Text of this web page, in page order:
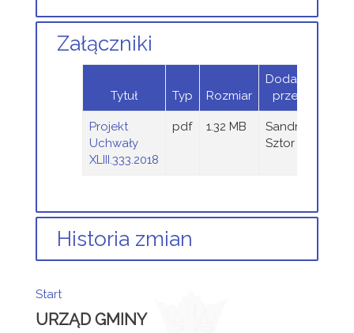
Załączniki
Tytuł Typ Rozmiar
Dodany
przez
Projekt
Uchwały
XLIII.333.2018
pdf 1.32 MB
Sandra
Sztor
Historia zmian
utworzony.
Start
URZĄD GMINY